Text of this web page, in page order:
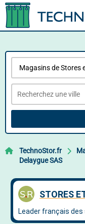
TechnoStor.fr
Delaygue SAS